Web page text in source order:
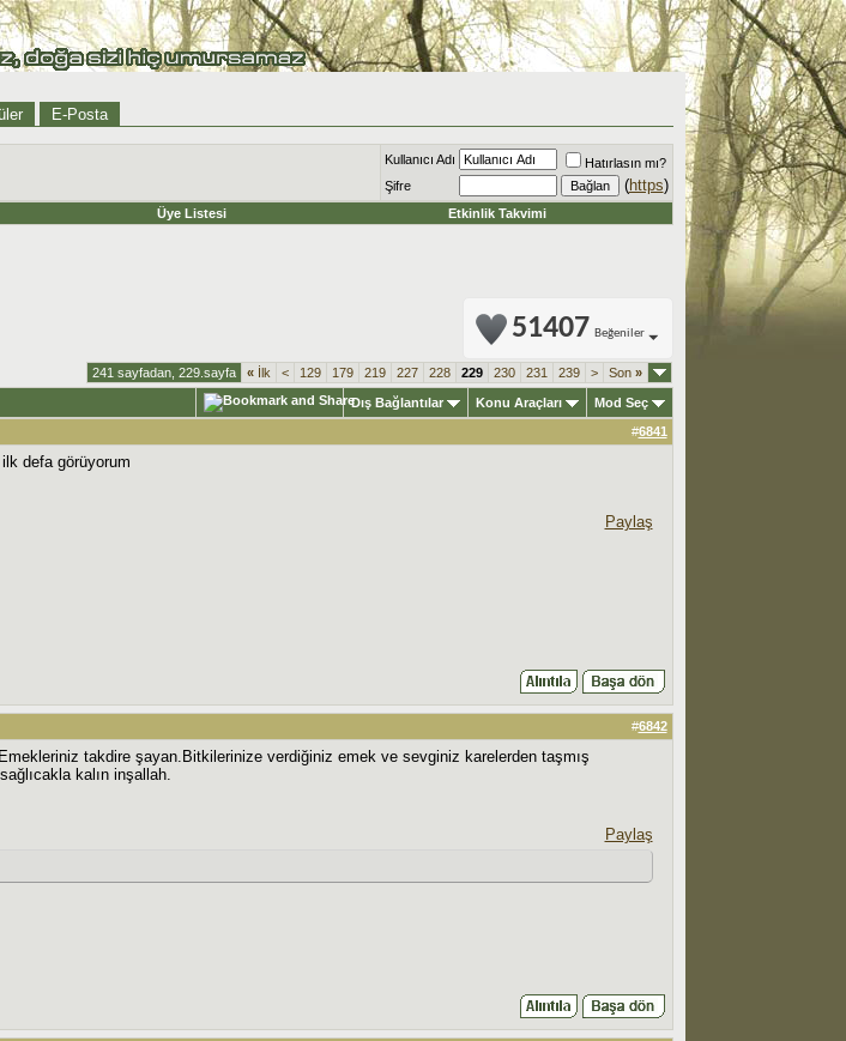
E-Posta
Kullanıcı Adı
Hatırlasın mı?
Şifre
(https)
Üye Listesi Etkinlik Takvimi
51407 Beğeniler
241 sayfadan, 229.sayfa « İlk < 129 179 219 227 228 229 230 231 239 > Son»
Dış Bağlantılar Konu Araçları
Mod Seç
#6841
defa görüyorum
Paylaş
#6842
takdire şayan.Bitkilerinize verdiğiniz emek ve sevginiz karelerden taşmış
kalın inşallah.
Paylaş